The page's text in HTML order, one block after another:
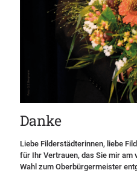
Danke
Liebe Filderstädterinnen, liebe
für Ihr Vertrauen, das Sie mir am
Wahl zum Oberbürgermeister